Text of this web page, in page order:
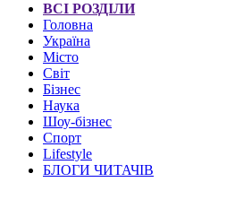
ВСІ РОЗДІЛИ
Головна
Україна
Місто
Світ
Бізнес
Наука
Шоу-бізнес
Спорт
Lifestyle
БЛОГИ ЧИТАЧІВ